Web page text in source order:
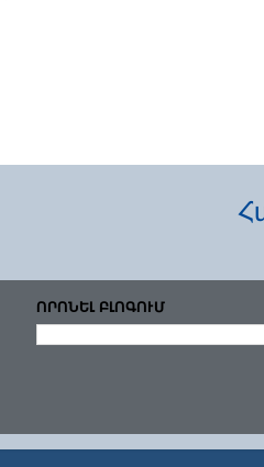
ՈՐՈՆԵԼ ԲԼՈԳՈՒՄ